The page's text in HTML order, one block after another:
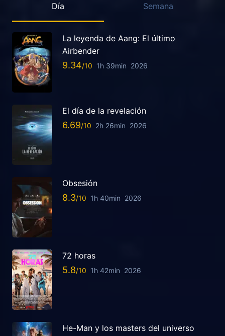
Día Semana
La leyenda de Aang: El último
Airbender
9.34 1h 39min 2026
El día de la revelación
6.69 2h 26min 2026
Obsesión
8.3 1h 40min 2026
72 horas
5.8 1h 42min 2026
He-Man y los masters del universo